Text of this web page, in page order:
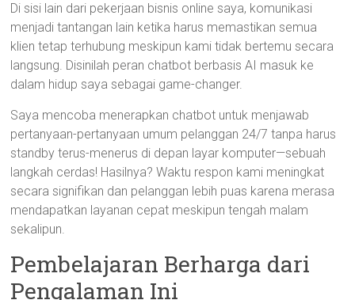
Di sisi lain dari pekerjaan bisnis online saya, komunikasi
menjadi tantangan lain ketika harus memastikan semua
klien tetap terhubung meskipun kami tidak bertemu secara
langsung. Disinilah peran chatbot berbasis AI masuk ke
dalam hidup saya sebagai game-changer.
Saya mencoba menerapkan chatbot untuk menjawab
pertanyaan-pertanyaan umum pelanggan 24/7 tanpa harus
standby terus-menerus di depan layar komputer—sebuah
langkah cerdas! Hasilnya? Waktu respon kami meningkat
secara signifikan dan pelanggan lebih puas karena merasa
mendapatkan layanan cepat meskipun tengah malam
sekalipun.
Pembelajaran Berharga dari
Pengalaman Ini